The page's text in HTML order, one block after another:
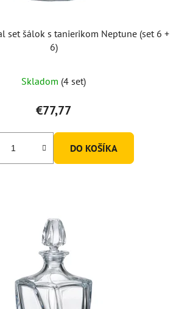
set šálok s tanierikom Neptune (set 6 +
6)
Skladom (4 set)
€77,77
DO KOŠÍKA